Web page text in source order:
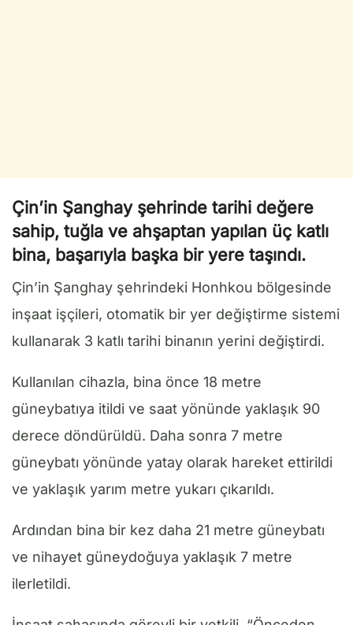
Çin’in Şanghay şehrinde tarihi değere
sahip, tuğla ve ahşaptan yapılan üç katlı
bina, başarıyla başka bir yere taşındı.
Çin’in Şanghay şehrindeki Honhkou bölgesinde
inşaat işçileri, otomatik bir yer değiştirme sistemi
kullanarak 3 katlı tarihi binanın yerini değiştirdi.
Kullanılan cihazla, bina önce 18 metre
güneybatıya itildi ve saat yönünde yaklaşık 90
derece döndürüldü. Daha sonra 7 metre
güneybatı yönünde yatay olarak hareket ettirildi
ve yaklaşık yarım metre yukarı çıkarıldı.
Ardından bina bir kez daha 21 metre güneybatı
ve nihayet güneydoğuya yaklaşık 7 metre
ilerletildi.